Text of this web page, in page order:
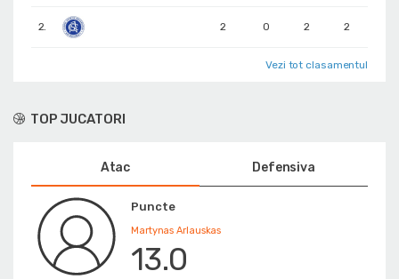
2. 2 0 2 2
Vezi tot clasamentul
TOP JUCATORI
Atac Defensiva
Puncte
Martynas Arlauskas
13.0